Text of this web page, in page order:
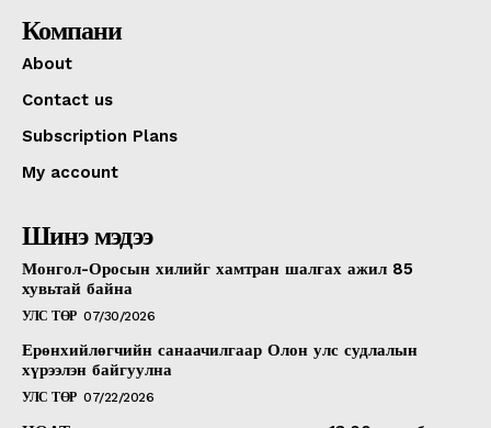
Компани
About
Contact us
Subscription Plans
My account
Шинэ мэдээ
Монгол-Оросын хилийг хамтран шалгах ажил 85
хувьтай байна
УЛС ТӨР 07/30/2026
Ерөнхийлөгчийн санаачилгаар Олон улс судлалын
хүрээлэн байгуулна
УЛС ТӨР 07/22/2026